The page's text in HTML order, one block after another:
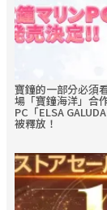
寶鐘的一部分必須
場「寶鐘海洋」合
PC「ELSA
被釋放！